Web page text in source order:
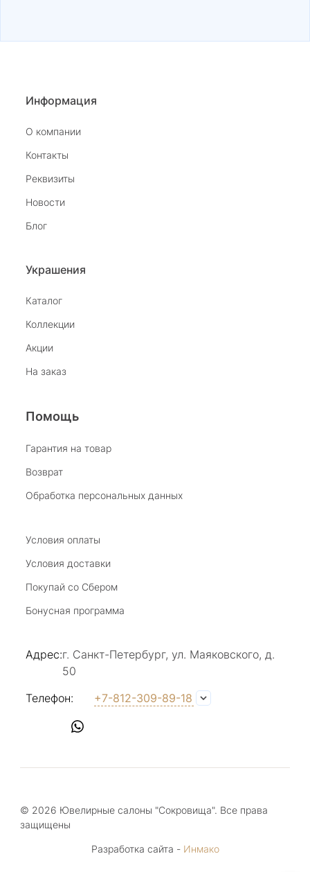
Информация
О компании
Контакты
Реквизиты
Новости
Блог
Украшения
Каталог
Коллекции
Акции
На заказ
Помощь
Гарантия на товар
Возврат
Обработка персональных данных
Условия оплаты
Условия доставки
Покупай со Сбером
Бонусная программа
Адрес:г. Санкт-Петербург, ул. Маяковского, д.
50
Телефон:
+7-812-309-89-18
© 2026 Ювелирные салоны "Сокровища". Все права
защищены
Разработка сайта - Инмако